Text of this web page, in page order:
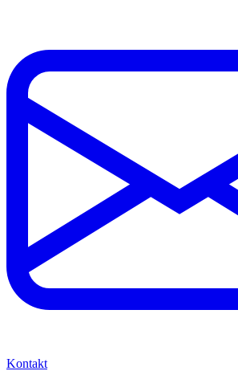
Kontakt